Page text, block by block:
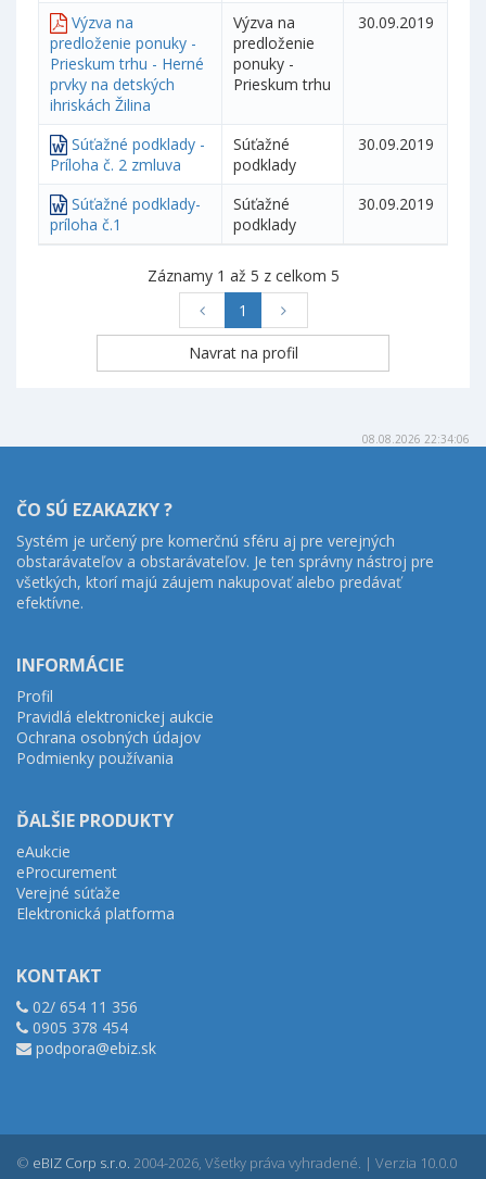
Výzva na
predloženie ponuky -
Prieskum trhu - Herné
prvky na detských
ihriskách Žilina
Výzva na
predloženie
ponuky -
Prieskum trhu
30.09.2019
Súťažné podklady -
Príloha č. 2 zmluva
Súťažné
podklady
30.09.2019
Súťažné podklady-
príloha č.1
Súťažné
podklady
30.09.2019
Záznamy 1 až 5 z celkom 5
1
08.08.2026 22:34:06
ČO SÚ EZAKAZKY ?
Systém je určený pre komerčnú sféru aj pre verejných
obstarávateľov a obstarávateľov. Je ten správny nástroj pre
všetkých, ktorí majú záujem nakupovať alebo predávať
efektívne.
INFORMÁCIE
Profil
Pravidlá elektronickej aukcie
Ochrana osobných údajov
Podmienky používania
ĎALŠIE PRODUKTY
eAukcie
eProcurement
Verejné súťaže
Elektronická platforma
KONTAKT
02/ 654 11 356
0905 378 454
podpora@ebiz.sk
© eBIZ Corp s.r.o. 2004-2026, Všetky práva vyhradené. | Verzia 10.0.0